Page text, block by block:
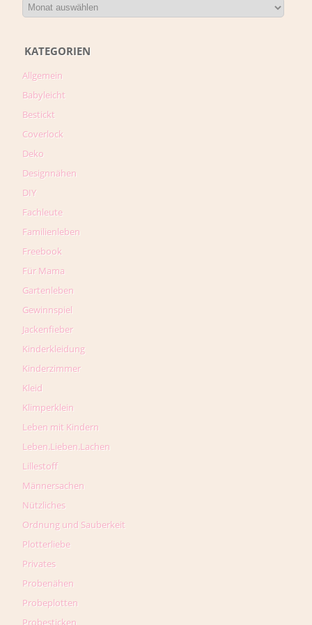
KATEGORIEN
Allgemein
Babyleicht
Bestickt
Coverlock
Deko
Designnähen
DIY
Fachleute
Familienleben
Freebook
Für Mama
Gartenleben
Gewinnspiel
Jackenfieber
Kinderkleidung
Kinderzimmer
Kleid
Klimperklein
Leben mit Kindern
Leben.Lieben.Lachen
Lillestoff
Männersachen
Nützliches
Ordnung und Sauberkeit
Plotterliebe
Privates
Probenähen
Probeplotten
Probesticken